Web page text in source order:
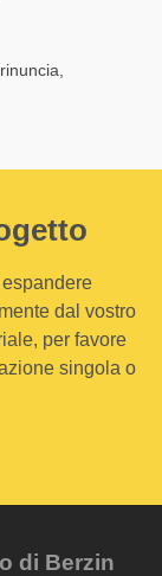
dal vostro
per favore
singola o
di Berzin